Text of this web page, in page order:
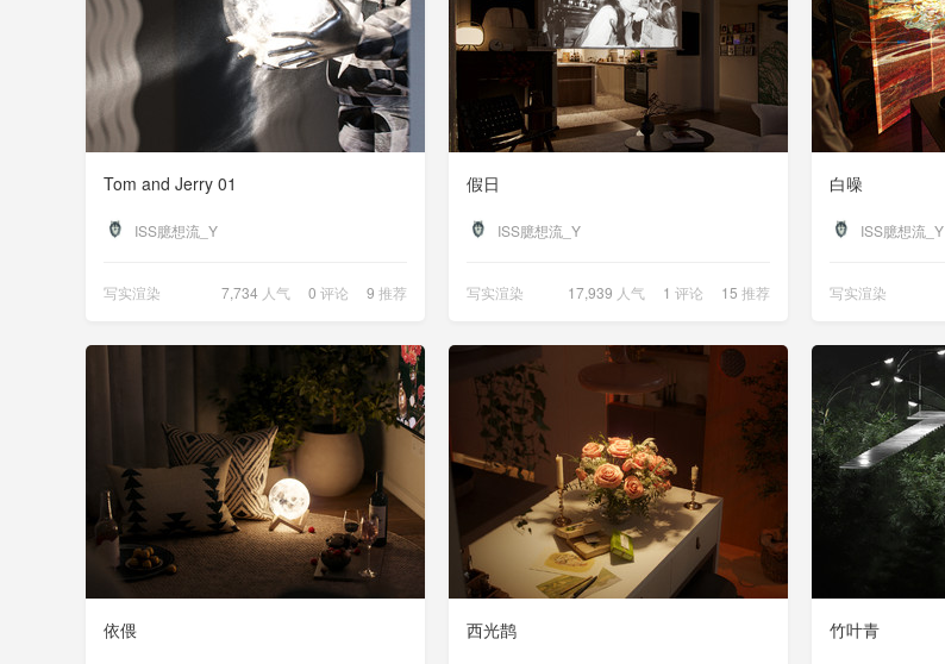
Tom and Jerry 01
ISS臆想流_Y
写实渲染 7,734 人气 0 评论 9 推荐
假日
ISS臆想流_Y
写实渲染 17,939 人气 1 评论 15 推荐
白噪
ISS臆想流_Y
写实渲染
依偎 西光鹊 竹叶青